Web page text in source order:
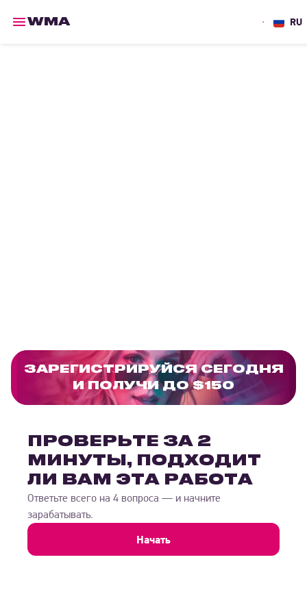
WMA RU
ЗАРЕГИСТРИРУЙСЯ СЕГОДНЯ
И ПОЛУЧИ ДО $150
ПРОВЕРЬТЕ ЗА 2
МИНУТЫ, ПОДХОДИТ
ЛИ ВАМ ЭТА РАБОТА
Ответьте всего на 4 вопроса — и начните
зарабатывать.
Начать